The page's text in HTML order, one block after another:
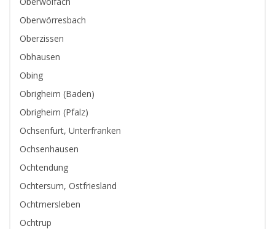
Oberwörresbach
Oberzissen
Obhausen
Obing
Obrigheim (Baden)
Obrigheim (Pfalz)
Ochsenfurt, Unterfranken
Ochsenhausen
Ochtendung
Ochtersum, Ostfriesland
Ochtmersleben
Ochtrup